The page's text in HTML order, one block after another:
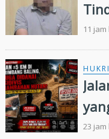
11
23 jam